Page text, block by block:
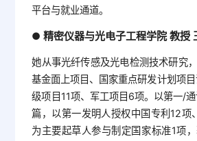
平台与就业通道。
● 精密仪器与光电子工程学院 教授
她从事光纤传感及光电检测技术研究
基金面上项目、国家重点研发计划项
级项目11项、军工项目6项。以第一/
篇，以第一发明人授权中国专利12项
为主要起草人参与制定国家标准1项